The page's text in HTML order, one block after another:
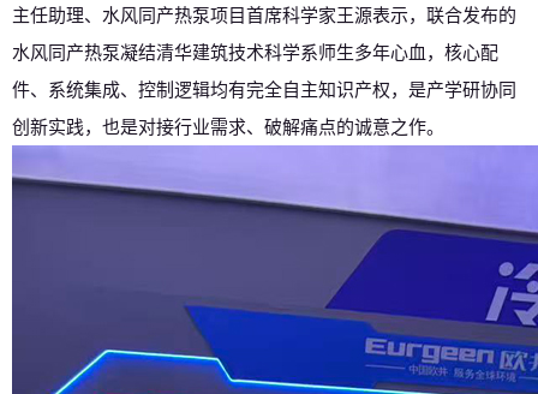
主任助理、水风同产热泵项目首席科学家王源表示，联合发布的
水风同产热泵凝结清华建筑技术科学系师生多年心血，核心配
件、系统集成、控制逻辑均有完全自主知识产权，是产学研协同
创新实践，也是对接行业需求、破解痛点的诚意之作。